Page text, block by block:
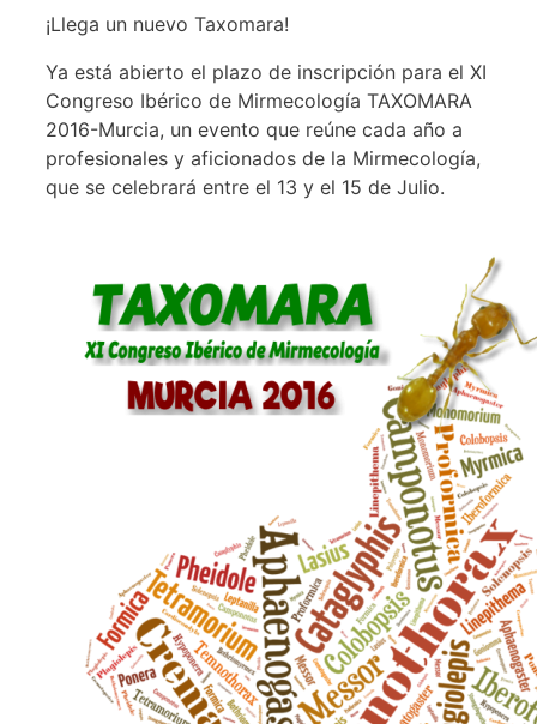
¡Llega un nuevo Taxomara!
Ya está abierto el plazo de inscripción para el XI
Congreso Ibérico de Mirmecología TAXOMARA
2016-Murcia, un evento que reúne cada año a
profesionales y aficionados de la Mirmecología,
que se celebrará entre el 13 y el 15 de Julio.